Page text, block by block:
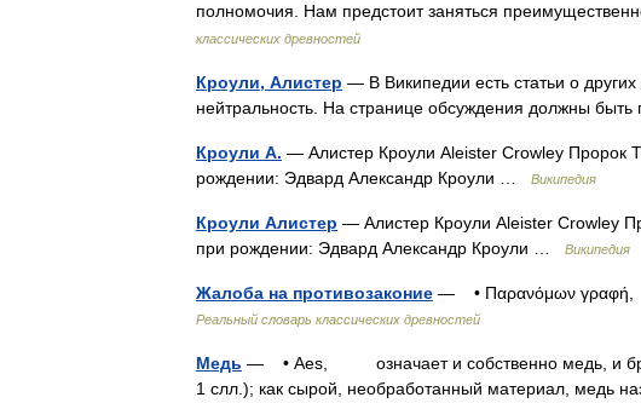
полномочия. Нам предстоит заняться
классических древностей
Кроули, Алистер — В Википедии есть статьи о
нейтральность. На странице обсуждения должны
Кроули А. — Алистер Кроули Aleister Crowley Пророк
рождении: Эдвард Александр Кроули …
Википедия
Кроули Алистер — Алистер Кроули Aleister Crowley
при рождении: Эдвард Александр Кроули …
Википедия
Жалоба на противозаконие — • Παρανόμων
Реальный словарь классических древностей
Медь — • Aes, означает и собственно медь, и
1 слл.); как сырой, необработанный материал, медь